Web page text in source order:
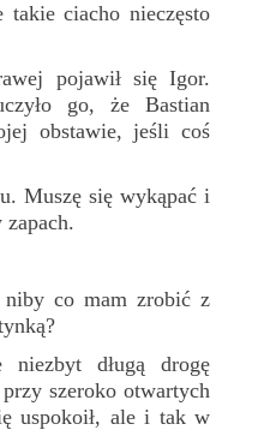
takie ciacho nieczęsto
pojawił się Igor.
go, że Bastian
obstawie, jeśli coś
Muszę się wykąpać i
niby co mam zrobić z
niezbyt długą drogę
szeroko otwartych
uspokoił, ale i tak w